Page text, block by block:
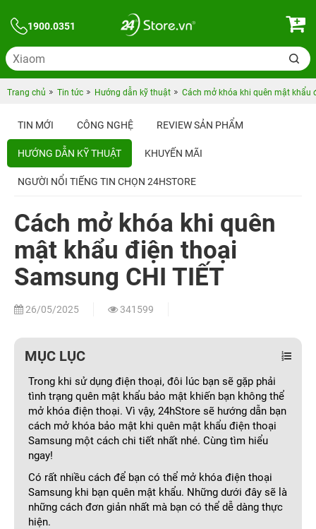
1900.0351
Trang chủ Tin tức Hướng dẫn kỹ thuật Cách mở khóa khi quên mật khẩu
TIN MỚI CÔNG NGHỆ REVIEW SẢN PHẨM
HƯỚNG DẪN KỸ THUẬT KHUYẾN MÃI
NGƯỜI NỔI TIẾNG TIN CHỌN 24HSTORE
Cách mở khóa khi quên
mật khẩu điện thoại
Samsung CHI TIẾT
26/05/2025 341599
MỤC LỤC
Trong khi sử dụng điện thoại, đôi lúc bạn sẽ gặp phải
tình trạng quên mật khẩu bảo mật khiến bạn không thể
mở khóa điện thoại. Vì vậy, 24hStore sẽ hướng dẫn bạn
cách mở khóa bảo mật khi quên mật khẩu điện thoại
Samsung một cách chi tiết nhất nhé. Cùng tìm hiểu
ngay!
Có rất nhiều cách để bạn có thể mở khóa điện thoại
Samsung khi bạn quên mật khẩu. Những dưới đây sẽ là
những cách đơn giản nhất mà bạn có thể dễ dàng thực
hiện.